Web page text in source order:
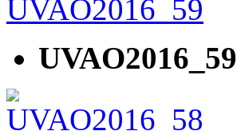
UVAO2016_59